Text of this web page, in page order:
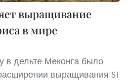
выращивание
в мире
в дельте Меконга было
выращивания ST